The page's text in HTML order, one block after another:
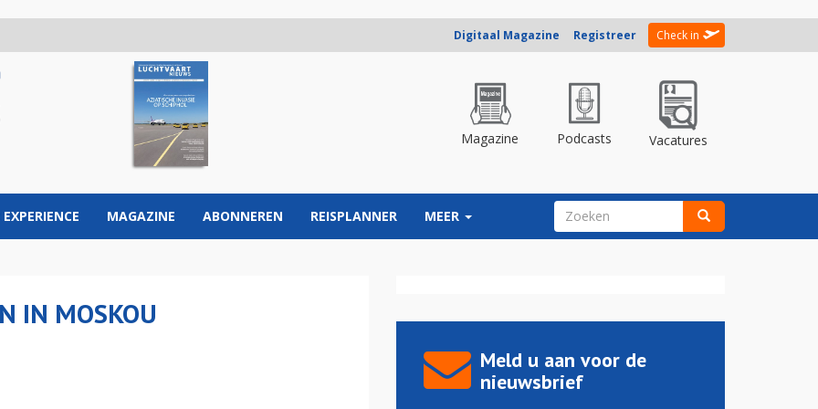
Digitaal Magazine Registreer Check in
Magazine Podcasts Vacatures
EXPERIENCE MAGAZINE ABONNEREN REISPLANNER MEER ZOEKVELD
IN MOSKOU
Meld u aan voor de
nieuwsbrief